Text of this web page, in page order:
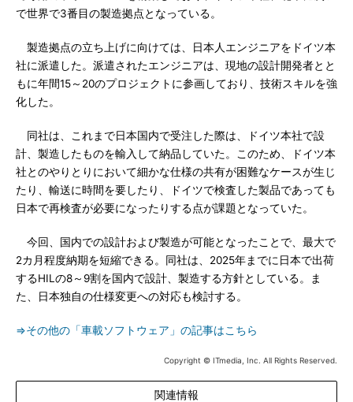
で世界で3番目の製造拠点となっている。
製造拠点の立ち上げに向けては、日本人エンジニアをドイツ本
社に派遣した。派遣されたエンジニアは、現地の設計開発者とと
もに年間15～20のプロジェクトに参画しており、技術スキルを強
化した。
同社は、これまで日本国内で受注した際は、ドイツ本社で設
計、製造したものを輸入して納品していた。このため、ドイツ本
社とのやりとりにおいて細かな仕様の共有が困難なケースが生じ
たり、輸送に時間を要したり、ドイツで検査した製品であっても
日本で再検査が必要になったりする点が課題となっていた。
今回、国内での設計および製造が可能となったことで、最大で
2カ月程度納期を短縮できる。同社は、2025年までに日本で出荷
するHILの8～9割を国内で設計、製造する方針としている。ま
た、日本独自の仕様変更への対応も検討する。
⇒その他の「車載ソフトウェア」の記事はこちら
Copyright © ITmedia, Inc. All Rights Reserved.
関連情報